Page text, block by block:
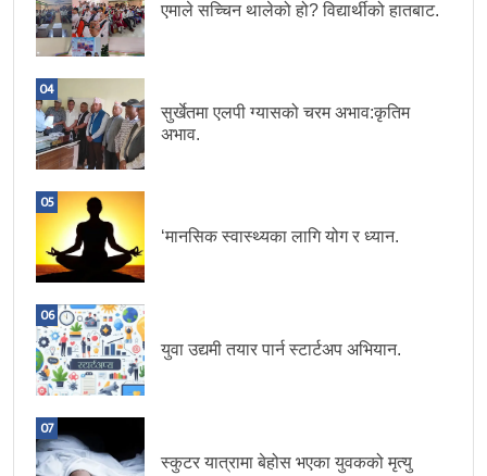
एमाले सच्चिन थालेको हो? विद्यार्थीको हातबाट.
04
सुर्खेतमा एलपी ग्यासको चरम अभाव:कृतिम
अभाव.
05
‘मानसिक स्वास्थ्यका लागि योग र ध्यान.
06
युवा उद्यमी तयार पार्न स्टार्टअप अभियान.
07
स्कुटर यात्रामा बेहोस भएका युवकको मृत्यु